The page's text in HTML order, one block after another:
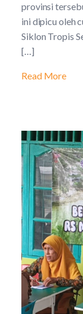
provinsi
ini dipicu oleh
Siklon Tropis
[…]
Read More